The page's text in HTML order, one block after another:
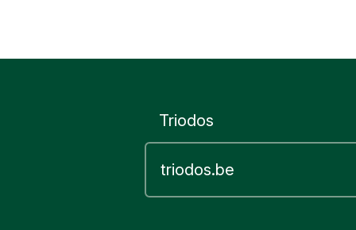
Triodos